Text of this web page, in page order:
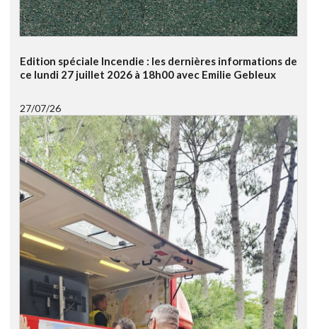
Edition spéciale Incendie : les dernières informations de
ce lundi 27 juillet 2026 à 18h00 avec Emilie Gebleux
27/07/26